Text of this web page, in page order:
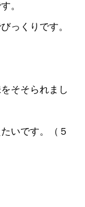
。
っくりです。
そそられまし
いです。（５